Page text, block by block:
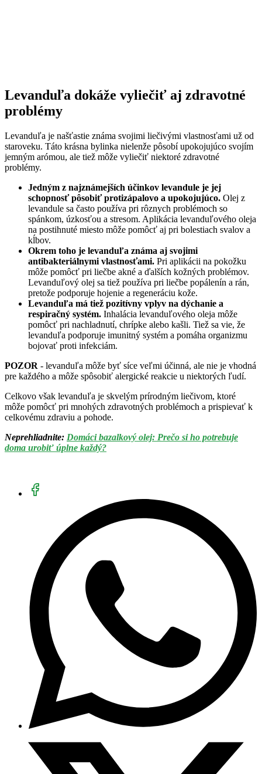
Levanduľa dokáže vyliečiť aj zdravotné
problémy
Levanduľa je našťastie známa svojimi liečivými vlastnosťami už od
staroveku. Táto krásna bylinka nielenže pôsobí upokojujúco svojím
jemným arómou, ale tiež môže vyliečiť niektoré zdravotné
problémy.
Jedným z najznámejších účinkov levandule je jej
schopnosť pôsobiť protizápalovo a upokojujúco. Olej z
levandule sa často používa pri rôznych problémoch so
spánkom, úzkosťou a stresom. Aplikácia levanduľového oleja
na postihnuté miesto môže pomôcť aj pri bolestiach svalov a
kĺbov.
Okrem toho je levanduľa známa aj svojimi
antibakteriálnymi vlastnosťami. Pri aplikácii na pokožku
môže pomôcť pri liečbe akné a ďalších kožných problémov.
Levanduľový olej sa tiež používa pri liečbe popálenín a rán,
pretože podporuje hojenie a regeneráciu kože.
Levanduľa má tiež pozitívny vplyv na dýchanie a
respiračný systém. Inhalácia levanduľového oleja môže
pomôcť pri nachladnutí, chrípke alebo kašli. Tiež sa vie, že
levanduľa podporuje imunitný systém a pomáha organizmu
bojovať proti infekciám.
POZOR - levanduľa môže byť síce veľmi účinná, ale nie je vhodná
pre každého a môže spôsobiť alergické reakcie u niektorých ľudí.
Celkovo však levanduľa je skvelým prírodným liečivom, ktoré
môže pomôcť pri mnohých zdravotných problémoch a prispievať k
celkovému zdraviu a pohode.
Neprehliadnite: Domáci bazalkový olej: Prečo si ho potrebuje
doma urobiť úplne každý?